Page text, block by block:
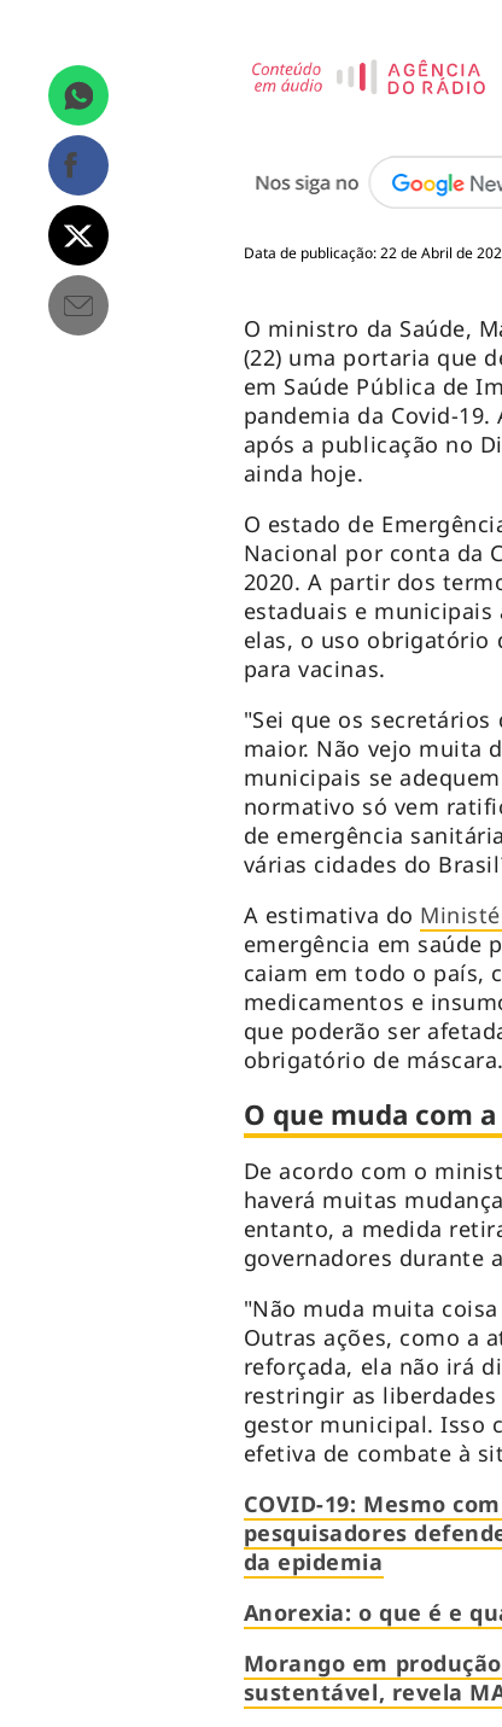
Data de publicação: 22 de Abril de
O ministro da Saúde,
(22) uma portaria que
em Saúde Pública de
pandemia da Covid-
após a publicação no
ainda hoje.
O estado de
Nacional por conta da
2020. A partir dos
estaduais e
elas, o uso obrigatório
para vacinas.
"Sei que os
maior. Não vejo muita
municipais se
normativo só vem
de emergência
várias cidades do
A estimativa do
emergência em saúde
caiam em todo o país,
medicamentos e
que poderão ser
obrigatório de máscara.
O que muda com
De acordo com o
haverá muitas
entanto, a medida
governadores durante
"Não muda muita
Outras ações, como a
reforçada, ela não irá
restringir as
gestor municipal. Isso
efetiva de combate à
COVID-19: Mesmo
pesquisadores
da epidemia
Anorexia: o que é e
Morango em
sustentável, revela